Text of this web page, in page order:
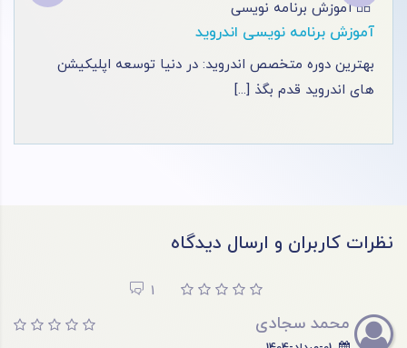
آموزش برنامه نویسی
آموزش طراحی سایت با PHP
طراحی سایت با PHP: بازکردن دروازه ای به سوی ساخت
سایت های فروشگاهی و ا [...]
نظرات کاربران و ارسال دیدگاه
1
محمد سجادی